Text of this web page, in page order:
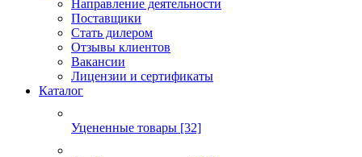
Направление деятельности
Поставщики
Стать дилером
Отзывы клиентов
Вакансии
Лицензии и сертификаты
Каталог
Уцененные товары [32]